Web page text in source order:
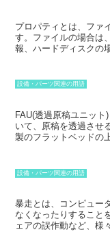
プロパティとは、ファ
す。ファイルの場合は
報、ハードディスクの
の動作や使用状況を把
ファイルのプロパティ
か、誰によって作成さ
どの情報を知ることが
を調べれば、そのハー
種類などの情報を知る
ィ」というメニューか
スクのプロパティは、
リックして「プロパテ
ことができます。プロ
せない情報です。プロ
辺機器をより効率的か
設備・パーツ関連の用語
FAU(透過原稿ユニット)
いて、原稿を透過させ
製のフラットベッドの
スキャンする際に使用
の透明な原稿をスキャ
搭載されたスキャナー
用される機会が多くな
で、高品質なスキャン
設備・パーツ関連の用語
暴走とは、コンピュー
なくなったりすること
ェアの誤作動など、様